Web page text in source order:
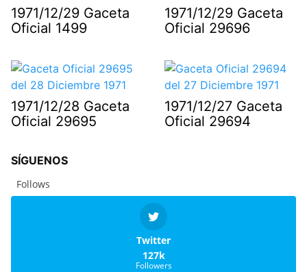
1971/12/29 Gaceta
Oficial 1499
1971/12/29 Gaceta
Oficial 29696
1971/12/28 Gaceta
Oficial 29695
1971/12/27 Gaceta
Oficial 29694
SÍGUENOS
Follows
Twitter
127k
Followers